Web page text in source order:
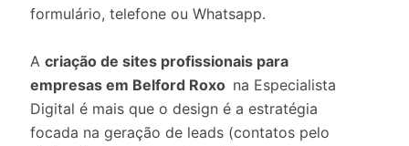
formulário, telefone ou Whatsapp.
A criação de sites profissionais para
empresas em Belford Roxo na Especialista
Digital é mais que o design é a estratégia
focada na geração de leads (contatos pelo